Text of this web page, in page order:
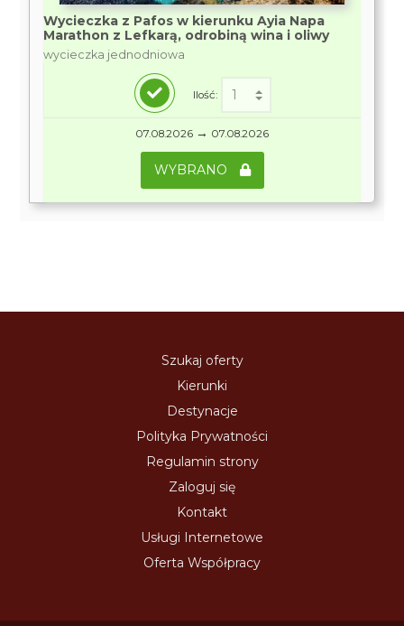
Wycieczka z Pafos w kierunku Ayia Napa
Marathon z Lefkarą, odrobiną wina i oliwy
wycieczka jednodniowa
Ilość:
07.08.2026 → 07.08.2026
WYBRANO
Szukaj oferty
Kierunki
Destynacje
Polityka Prywatności
Regulamin strony
Zaloguj się
Kontakt
Usługi Internetowe
Oferta Współpracy